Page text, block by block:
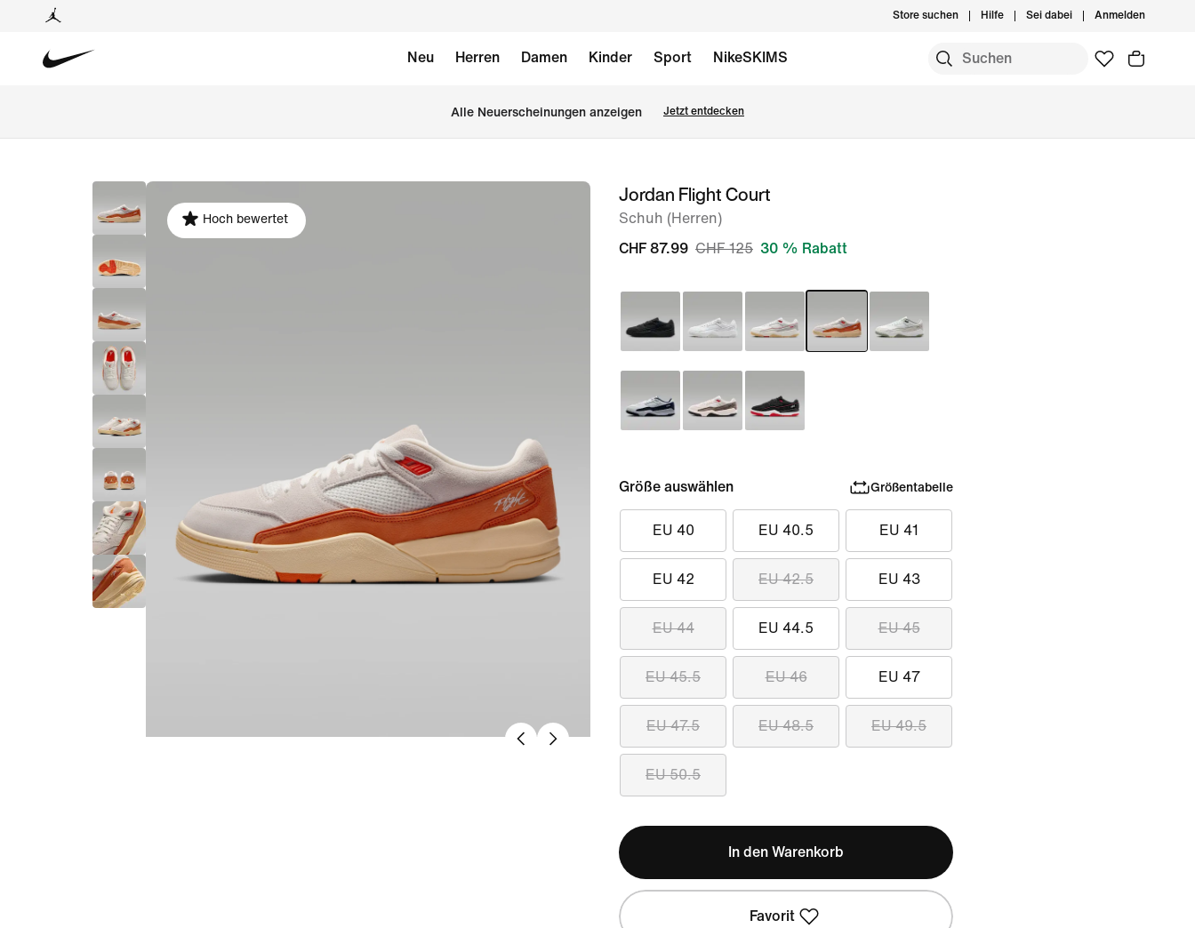
Store suchen Hilfe Sei dabei Anmelden
Neu Herren Damen Kinder Sport NikeSKIMS
Alle Neuerscheinungen anzeigen Jetzt entdecken
Bild 1
Hoch bewertet
Jordan Flight Court
Schuh (Herren)
CHF 87.99 CHF 125 30 % Rabatt
Größe auswählen Größentabelle
EU 40 EU 40.5 EU 41
EU 42 EU 42.5 EU 43
EU 44 EU 44.5 EU 45
EU 45.5 EU 46 EU 47
EU 47.5 EU 48.5 EU 49.5
EU 50.5
In den Warenkorb
Favorit